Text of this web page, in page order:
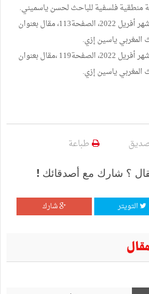
منطقية فلسفية للباحث لحسن ياسميني.
(3) المخاطبات العدد 42 الصادر في شهر أفريل 2022، الصفحة113، مقال بعنوان
المغربي ياسين إزي.
(4) المخاطبات العدد 42 الصادر في شهر أفريل 2022، الصفحة119 ،مقال بعنوان
المغربي ياسين إزي.
طباعة
؟ شارك مع أصدقائك !
التويتر شارك